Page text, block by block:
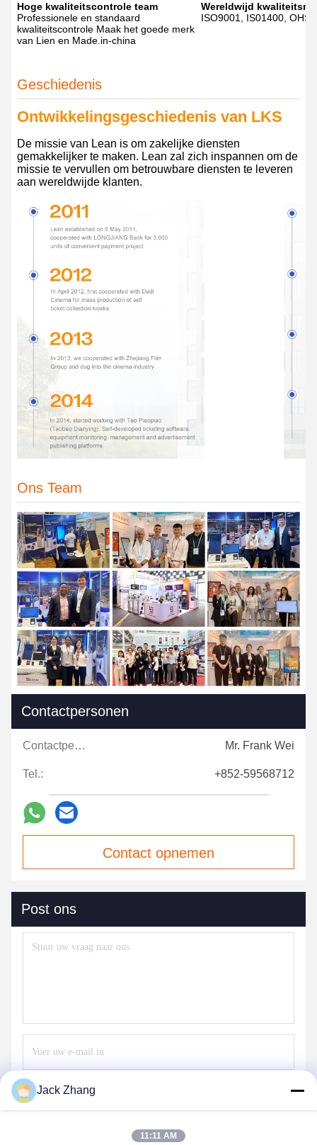
Hoge kwaliteitscontrole team
Professionele en standaard
kwaliteitscontrole Maak het goede merk
van Lien en Made.in-china
Wereldwijd
ISO9001, IS01400,
Geschiedenis
Ontwikkelingsgeschiedenis van LKS
De missie van Lean is om zakelijke diensten
gemakkelijker te maken. Lean zal zich inspannen om de
missie te vervullen om betrouwbare diensten te leveren
aan wereldwijde klanten.
Ons Team
Contactpersonen
Contactpersonen: Mr. Frank Wei
Tel.: +852-59568712
Contact opnemen
Post ons
Jack Zhang
11:11 AM